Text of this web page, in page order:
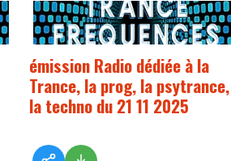
émission Radio dédiée à la
Trance, la prog, la psytrance,
la techno du 21 11 2025